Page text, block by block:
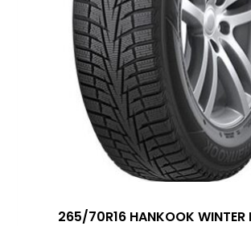
265/70R16 HANKOOK WINTER